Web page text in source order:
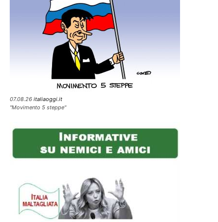
07.08.26 italiaoggi.it
"Movimento 5 steppe"